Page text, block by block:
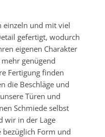
einzeln und mit viel
gefertigt, wodurch
eigenen Charakter
genügend
Fertigung finden
die Beschläge und
Türen und
Schmiede selbst
wir in der Lage
Form und